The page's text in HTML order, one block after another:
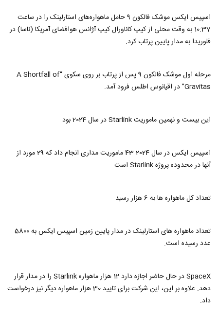
اسپیس ایکس موشک فالکون 9 حامل ماهواره‌های استارلینک را در ساعت
10:37 به وقت محلی از کیپ کاناورال کیپ آژانس هوافضای آمریکا (ناسا) در
فلوریدا به مدار پایین پرتاب کرد.
مرحله اول موشک فالکون 9 پس از پرتاب بر روی سکوی “A Shortfall of
Gravitas” در اقیانوس اطلس فرود آمد.
این بیست و نهمین ماموریت Starlink در سال 2024 بود
اسپیس ایکس در سال 2024 43 ماموریت مداری انجام داد که 29 مورد از
آنها در محدوده پروژه Starlink است.
تعداد کل ماهواره ها به 6 هزار رسید
تعداد ماهواره های استارلینک در مدار پایین زمین اسپیس ایکس به 5800
عدد رسیده است.
SpaceX در حال حاضر اجازه دارد 12 هزار ماهواره Starlink را در مدار قرار
دهد. علاوه بر این، این شرکت برای تایید 30 هزار ماهواره دیگر نیز درخواست
داد.